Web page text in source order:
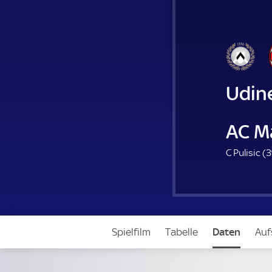
AC
C Pulisic (
Spielfilm Tabelle Daten